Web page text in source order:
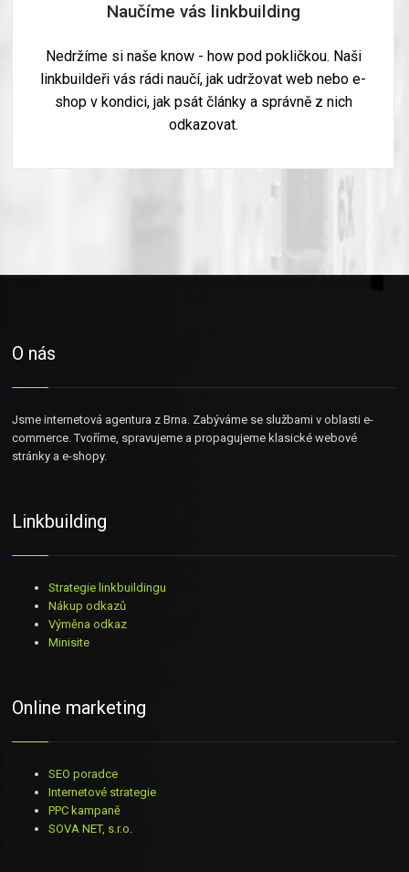
Naučíme vás linkbuilding
Nedržíme si naše know - how pod pokličkou. Naši
linkbuildeři vás rádi naučí, jak udržovat web nebo e-
shop v kondici, jak psát články a správně z nich
odkazovat.
O nás
Jsme internetová agentura z Brna. Zabýváme se službami v oblasti e-
commerce. Tvoříme, spravujeme a propagujeme klasické webové
stránky a e-shopy.
Linkbuilding
Strategie linkbuildingu
Nákup odkazů
Výměna odkaz
Minisite
Online marketing
SEO poradce
Internetové strategie
PPC kampaně
SOVA NET, s.r.o